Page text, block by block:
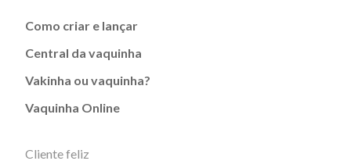
Como criar e lançar
Central da vaquinha
Vakinha ou vaquinha?
Vaquinha Online
Cliente feliz